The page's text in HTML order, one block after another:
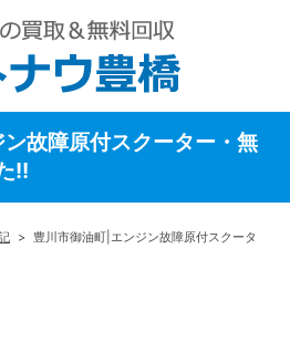
故障原付スクーター・無
!!
> 豊川市御油町|エンジン故障原付スクータ